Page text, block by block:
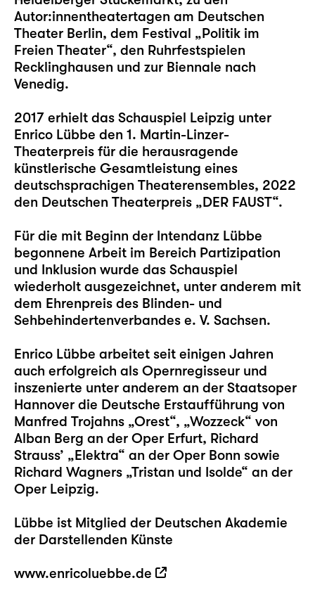
Autor:innentheatertagen am Deutschen
Theater Berlin, dem Festival „Politik im
Freien Theater“, den Ruhrfestspielen
Recklinghausen und zur Biennale nach
Venedig.
2017 erhielt das Schauspiel Leipzig unter
Enrico Lübbe den 1. Martin-Linzer-
Theaterpreis für die herausragende
künstlerische Gesamtleistung eines
deutschsprachigen Theaterensembles, 2022
den Deutschen Theaterpreis „DER FAUST“.
Für die mit Beginn der Intendanz Lübbe
begonnene Arbeit im Bereich Partizipation
und Inklusion wurde das Schauspiel
wiederholt ausgezeichnet, unter anderem mit
dem Ehrenpreis des Blinden- und
Sehbehindertenverbandes e. V. Sachsen.
Enrico Lübbe arbeitet seit einigen Jahren
auch erfolgreich als Opernregisseur und
inszenierte unter anderem an der Staatsoper
Hannover die Deutsche Erstaufführung von
Manfred Trojahns „Orest“, „Wozzeck“ von
Alban Berg an der Oper Erfurt, Richard
Strauss’ „Elektra“ an der Oper Bonn sowie
Richard Wagners „Tristan und Isolde“ an der
Oper Leipzig.
Lübbe ist Mitglied der Deutschen Akademie
der Darstellenden Künste
www.enricoluebbe.de